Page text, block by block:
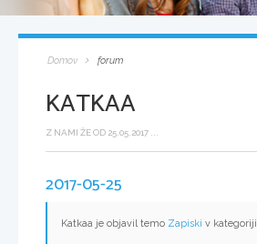
Domov forum
KATKAA
Z NAMI ŽE OD 25.05.2017 ...
2017-05-25
Katkaa je objavil temo Zapiski v kategoriji